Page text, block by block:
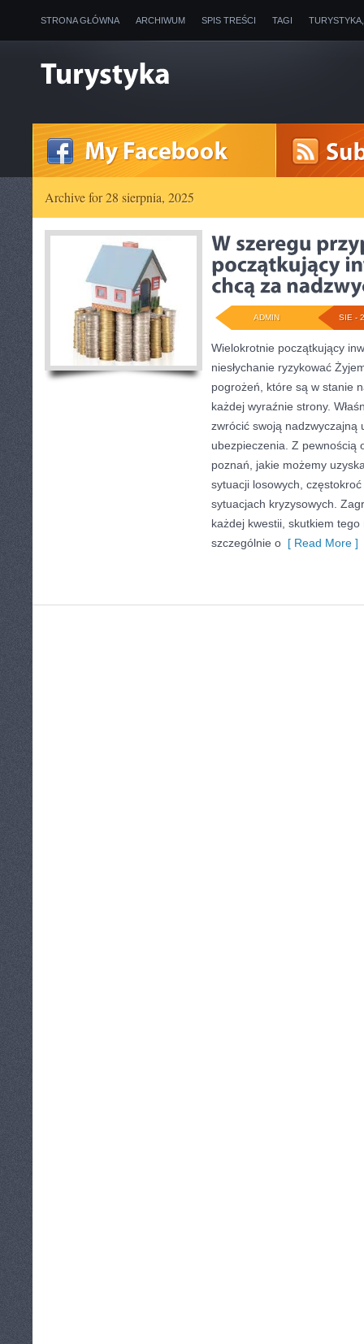
STRONA GŁÓWNA ARCHIWUM SPIS TREŚCI TAGI
Archive for 28 sierpnia, 2025
SIE -
ADMIN
Wielokrotnie początkujący
niesłychanie ryzykować
pogrożeń, które są w stanie
każdej wyraźnie strony.
zwrócić swoją nadzwyczajną
ubezpieczenia. Z pewnością
poznań, jakie możemy
sytuacji losowych,
sytuacjach kryzysowych.
każdej kwestii, skutkiem
szczególnie o [ Read More ]